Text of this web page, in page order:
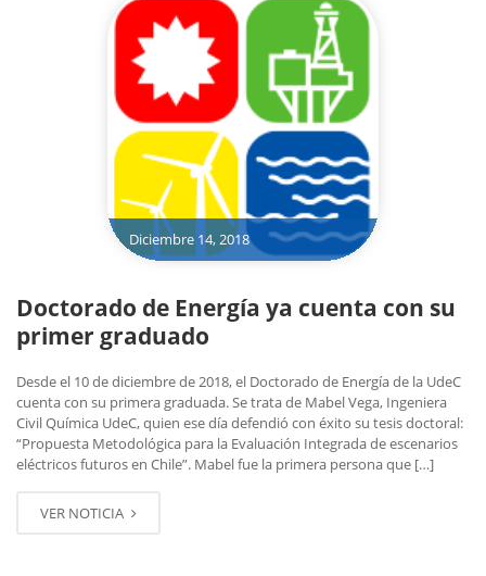
Diciembre 14, 2018
Doctorado de Energía ya cuenta con su
primer graduado
Desde el 10 de diciembre de 2018, el Doctorado de Energía de la UdeC
cuenta con su primera graduada. Se trata de Mabel Vega, Ingeniera
Civil Química UdeC, quien ese día defendió con éxito su tesis doctoral:
“Propuesta Metodológica para la Evaluación Integrada de escenarios
eléctricos futuros en Chile”. Mabel fue la primera persona que […]
VER NOTICIA